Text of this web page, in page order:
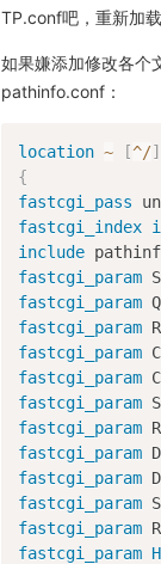
TP.conf吧，重新加
如果嫌添加修改各个
pathinfo.conf：
location ~ [^/]
{
fastcgi_pass
fastcgi_index
include
fastcgi_param
fastcgi_param
fastcgi_param
fastcgi_param
fastcgi_param
fastcgi_param
fastcgi_param
fastcgi_param
fastcgi_param
fastcgi_param
fastcgi_param
fastcgi_param